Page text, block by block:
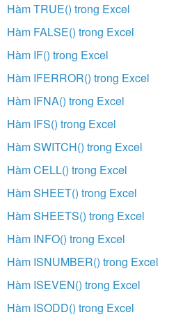
Hàm TRUE() trong Excel
Hàm FALSE() trong Excel
Hàm IF() trong Excel
Hàm IFERROR() trong Excel
Hàm IFNA() trong Excel
Hàm IFS() trong Excel
Hàm SWITCH() trong Excel
Hàm CELL() trong Excel
Hàm SHEET() trong Excel
Hàm SHEETS() trong Excel
Hàm INFO() trong Excel
Hàm ISNUMBER() trong Excel
Hàm ISEVEN() trong Excel
Hàm ISODD() trong Excel